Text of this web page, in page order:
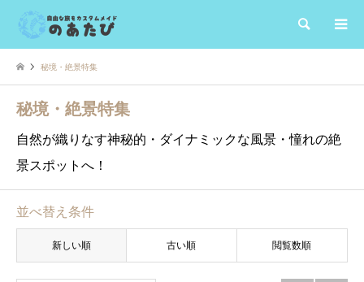
検索
秘境・絶景特集
秘境・絶景特集
自然が織りなす神秘的・ダイナミックな風景・憧れの絶
景スポットへ！
並べ替え条件
新しい順 古い順 閲覧数順